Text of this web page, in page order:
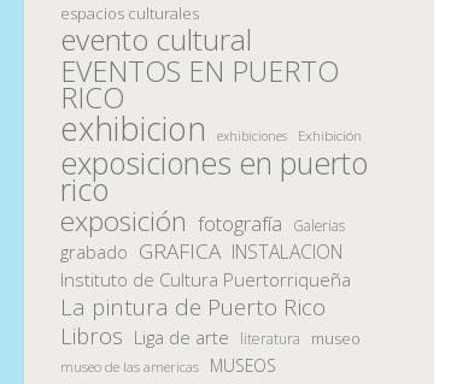
espacios culturales
evento cultural
EVENTOS EN PUERTO
RICO
exhibicion exhibiciones Exhibición
exposiciones en puerto
rico
exposición fotografía Galerias
grabado GRAFICA INSTALACION
Instituto de Cultura Puertorriqueña
La pintura de Puerto Rico
Libros Liga de arte literatura museo
museo de las americas MUSEOS